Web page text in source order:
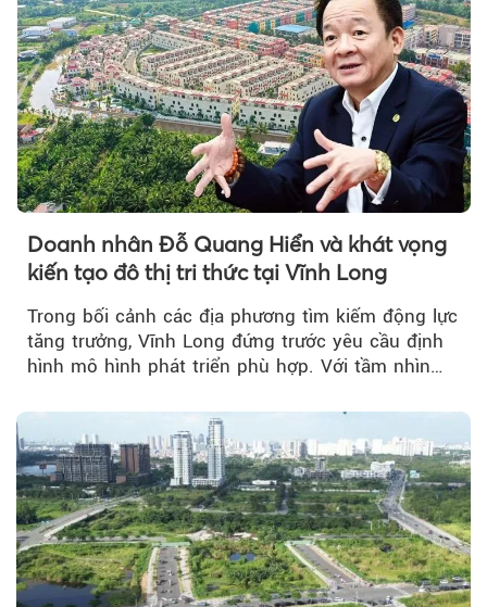
Doanh nhân Đỗ Quang Hiển và khát vọng
kiến tạo đô thị tri thức tại Vĩnh Long
Trong bối cảnh các địa phương tìm kiếm động lực
tăng trưởng, Vĩnh Long đứng trước yêu cầu định
hình mô hình phát triển phù hợp. Với tầm nhìn